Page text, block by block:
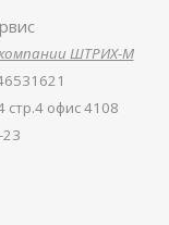
ШТРИХ-М
стр.4 офис 4108